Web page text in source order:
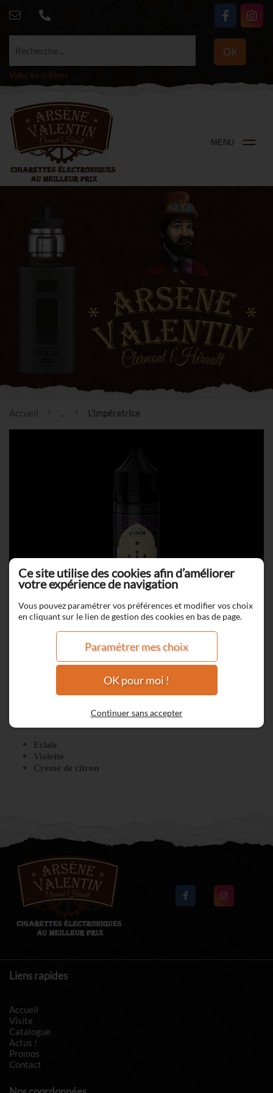
Recherche... Ok
Vider les critères
MENU
Accueil ... L'impératrice
Eclair
Violette
Crème de citron
Liens rapides
Accueil
Visite
Catalogue
Actus !
Promos
Contact
Ce site utilise des cookies afin d’améliorer
votre expérience de navigation
Vous pouvez paramétrer vos préférences et modifier vos choix
en cliquant sur le lien de gestion des cookies en bas de page.
Paramétrer mes choix
OK pour moi !
Continuer sans accepter